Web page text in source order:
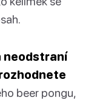
neodstraní
beer pongu,